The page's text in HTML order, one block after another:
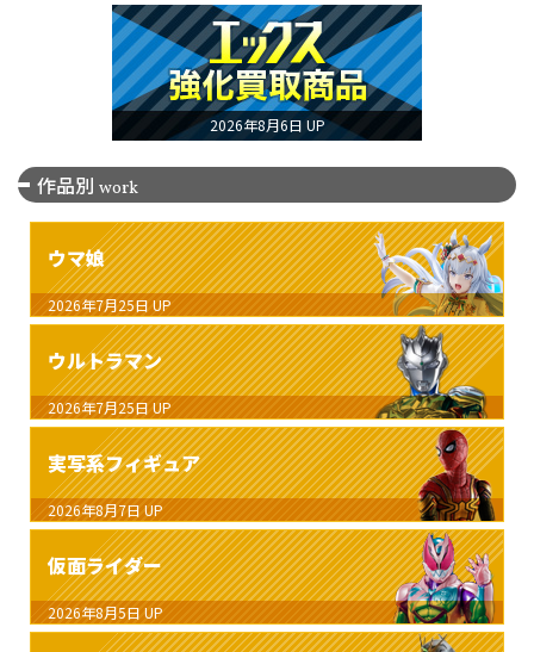
2026年8月6日 UP
作品別 work
ウマ娘
2026年7月25日 UP
ウルトラマン
2026年7月25日 UP
実写系フィギュア
2026年8月7日 UP
仮面ライダー
2026年8月5日 UP